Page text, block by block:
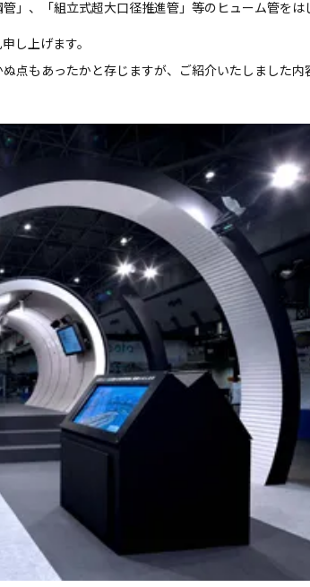
」、「組立式超大口径推進管」等のヒューム管を
し上げます。
点もあったかと存じますが、ご紹介いたしました